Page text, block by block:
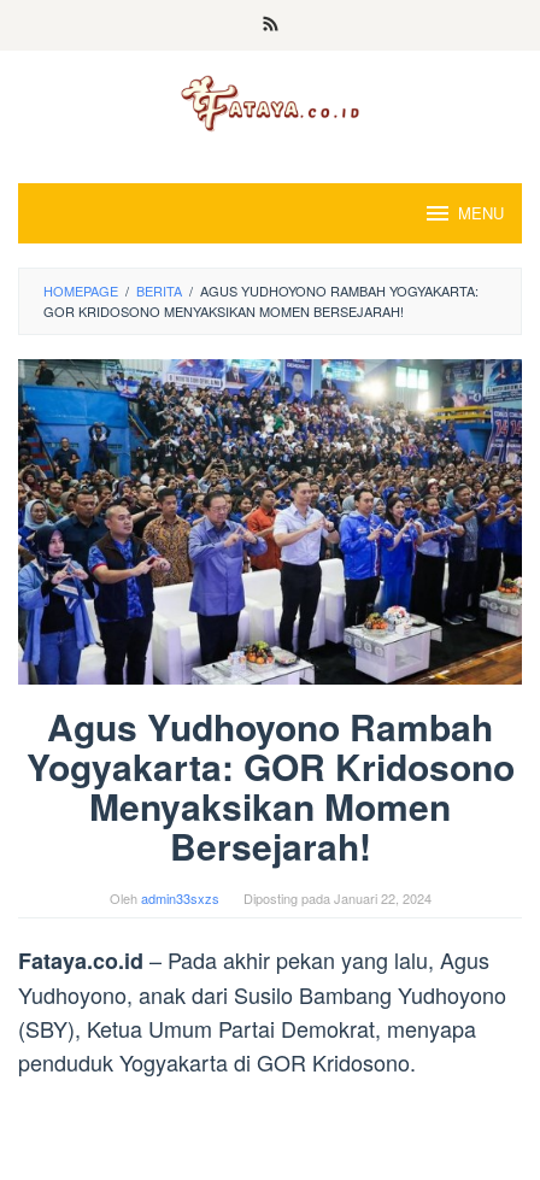
MENU
HOMEPAGE / BERITA / AGUS YUDHOYONO RAMBAH YOGYAKARTA:
GOR KRIDOSONO MENYAKSIKAN MOMEN BERSEJARAH!
Agus Yudhoyono Rambah
Yogyakarta: GOR Kridosono
Menyaksikan Momen
Bersejarah!
Olehadmin33sxzs Diposting pada Januari 22, 2024
Fataya.co.id – Pada akhir pekan yang lalu, Agus
Yudhoyono, anak dari Susilo Bambang Yudhoyono
(SBY), Ketua Umum Partai Demokrat, menyapa
penduduk Yogyakarta di GOR Kridosono.